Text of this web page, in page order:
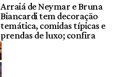
Arraiá de Neymar e Bruna
Biancardi tem decoração
temática, comidas típicas e
prendas de luxo; confira